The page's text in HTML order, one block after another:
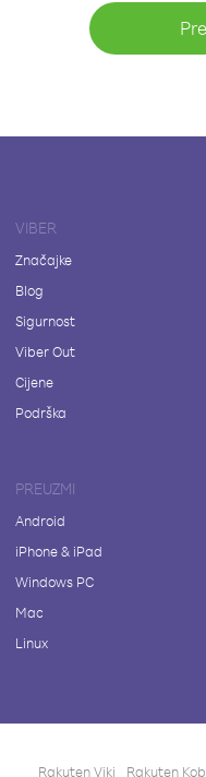
VIBER
Značajke
Blog
Sigurnost
Viber Out
Cijene
Podrška
PREUZMI
Android
iPhone & iPad
Windows PC
Mac
Linux
Rakuten Viki Rakuten